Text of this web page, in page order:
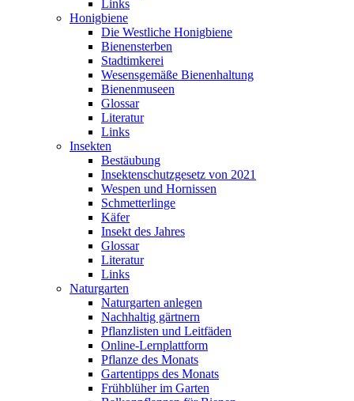
Links
Honigbiene
Die Westliche Honigbiene
Bienensterben
Stadtimkerei
Wesensgemäße Bienenhaltung
Bienenmuseen
Glossar
Literatur
Links
Insekten
Bestäubung
Insektenschutzgesetz von 2021
Wespen und Hornissen
Schmetterlinge
Käfer
Insekt des Jahres
Glossar
Literatur
Links
Naturgarten
Naturgarten anlegen
Nachhaltig gärtnern
Pflanzlisten und Leitfäden
Online-Lernplattform
Pflanze des Monats
Gartentipps des Monats
Frühblüher im Garten